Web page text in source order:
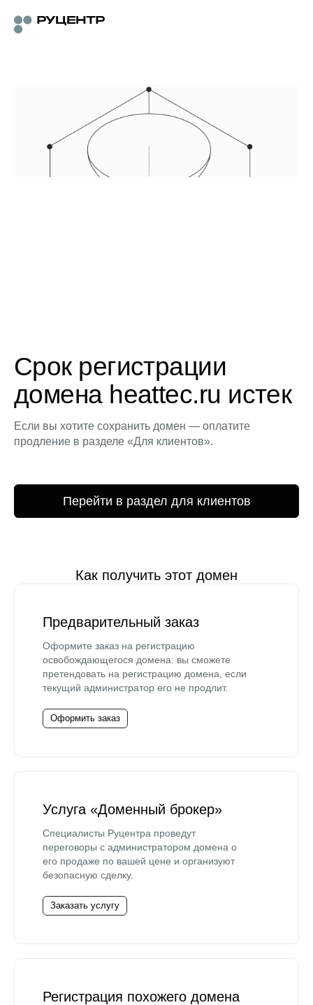
Срок регистрации
домена heattec.ru истек
Если вы хотите сохранить домен — оплатите
продление в разделе «Для клиентов».
Перейти в раздел для клиентов
Как получить этот домен
Предварительный заказ
Оформите заказ на регистрацию
освобождающегося домена: вы сможете
претендовать на регистрацию домена, если
текущий администратор его не продлит.
Оформить заказ
Услуга «Доменный брокер»
Специалисты Руцентра проведут
переговоры с администратором домена о
его продаже по вашей цене и организуют
безопасную сделку.
Заказать услугу
Регистрация похожего домена